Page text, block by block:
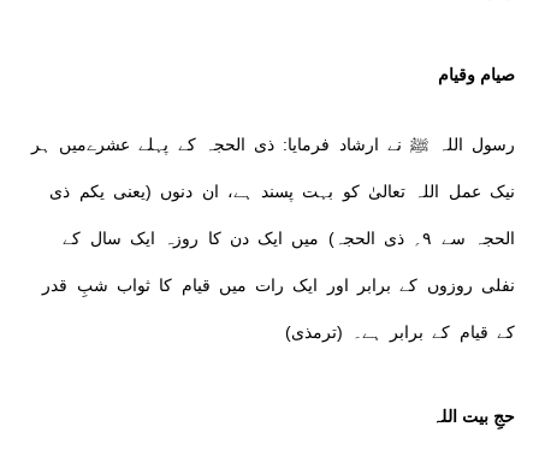
صیام وقیام
رسول اللہ ﷺ نے ارشاد فرمایا: ذی الحجہ کے پہلے عشرےمیں ہر
نیک عمل اللہ تعالیٰ کو بہت پسند ہے، ان دنوں (یعنی یکم ذی
الحجہ سے ۹؍ ذی الحجہ) میں ایک دن کا روزہ ایک سال کے
نفلی روزوں کے برابر اور ایک رات میں قیام کا ثواب شبِ قدر
کے قیام کے برابر ہے۔ (ترمذی)
حجِ بیت اللہ